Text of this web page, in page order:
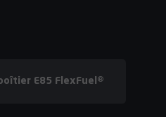
E85 FlexFuel®